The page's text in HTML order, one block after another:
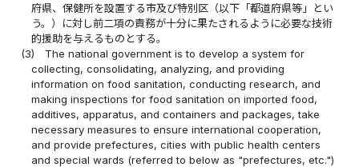
府県、保健所を設置する市及び特別区（以下「都道府県等」とい
う。）に対し前二項の責務が十分に果たされるように必要な技術
的援助を与えるものとする。
(3)
The national government is to develop a system for
collecting, consolidating, analyzing, and providing
information on food sanitation, conducting research, and
making inspections for food sanitation on imported food,
additives, apparatus, and containers and packages, take
necessary measures to ensure international cooperation,
and provide prefectures, cities with public health centers
and special wards (referred to below as "prefectures, etc.")